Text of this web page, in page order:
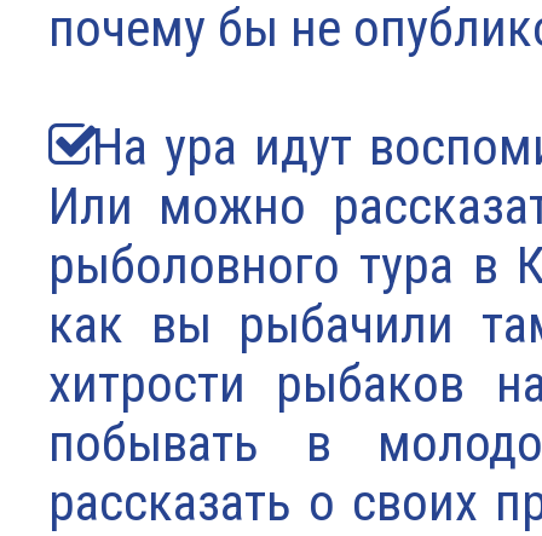
почему бы не
На ура идут
Или можно
рыболовного тура в
как вы рыбачили
хитрости рыбаков
побывать в
рассказать о своих